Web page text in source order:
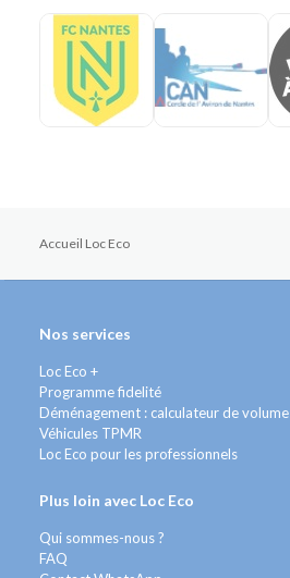
Accueil Loc Eco
Nos services
Loc Eco +
Programme fidelité
Déménagement : calculateur de volume
Véhicules TPMR
Loc Eco pour les professionnels
Plus loin avec Loc Eco
Qui sommes-nous ?
FAQ